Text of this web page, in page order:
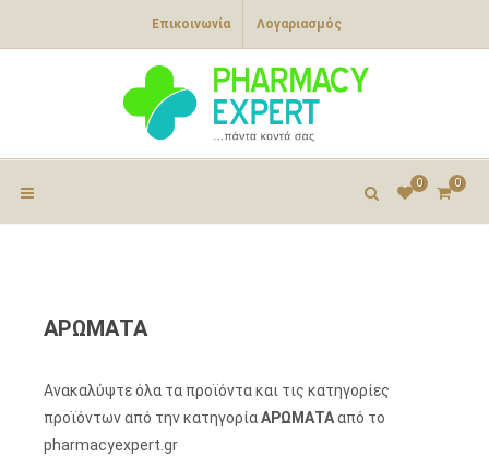
Επικοινωνία Λογαριασμός
0
0
ΑΡΩΜΑΤΑ
Ανακαλύψτε όλα τα προϊόντα και τις κατηγορίες
προϊόντων από την κατηγορίαΑΡΩΜΑΤΑαπό το
pharmacyexpert.gr